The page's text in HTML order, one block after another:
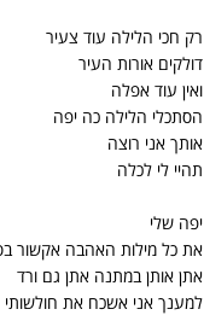
רק חכי הלילה עוד צעיר
דולקים אורות העיר
ואין עוד אפלה
הסתכלי הלילה כה יפה
אותך אני רוצה
תהיי לי לכלה
יפה שלי
את כל מילות האהבה אקשור
אתן אותן במתנה אתן גם ורד
למענך אני אשכח את חולשותי